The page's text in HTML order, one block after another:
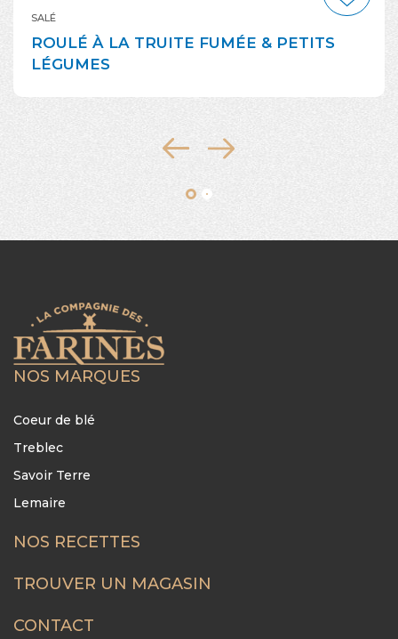
SALÉ
ROULÉ À LA TRUITE FUMÉE & PETITS
LÉGUMES
NOS MARQUES
Coeur de blé
Treblec
Savoir Terre
Lemaire
FOOTER
MENU
NOS RECETTES
TROUVER UN MAGASIN
CONTACT